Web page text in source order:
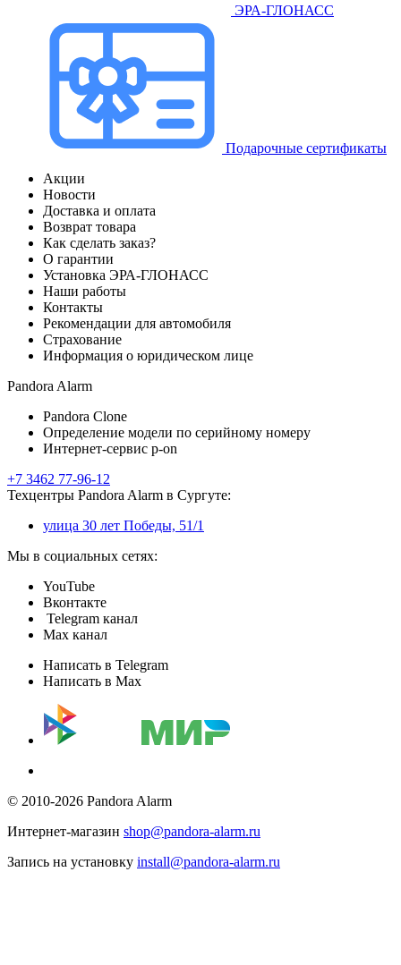
ЭРА-ГЛОНАСС
Подарочные сертификаты
Акции
Новости
Доставка и оплата
Возврат товара
Как сделать заказ?
О гарантии
Установка ЭРА-ГЛОНАСС
Наши работы
Контакты
Рекомендации для автомобиля
Страхование
Информация о юридическом лице
Pandora Alarm
Pandora Clone
Определение модели по серийному номеру
Интернет-сервис p-on
+7 3462 77-96-12
Техцентры Pandora Alarm в Сургуте:
улица 30 лет Победы, 51/1
Мы в социальных сетях:
YouTube
Вконтакте
Telegram канал
Max канал
Написать в Telegram
Написать в Max
© 2010-2026 Pandora Alarm
Интернет-магазин shop@pandora-alarm.ru
Запись на установку install@pandora-alarm.ru